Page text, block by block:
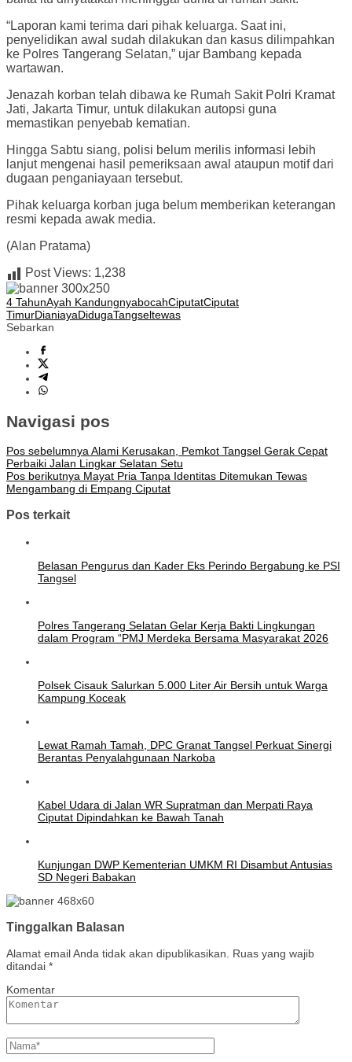
“Laporan kami terima dari pihak keluarga. Saat ini,
penyelidikan awal sudah dilakukan dan kasus dilimpahkan
ke Polres Tangerang Selatan,” ujar Bambang kepada
wartawan.
Jenazah korban telah dibawa ke Rumah Sakit Polri Kramat
Jati, Jakarta Timur, untuk dilakukan autopsi guna
memastikan penyebab kematian.
Hingga Sabtu siang, polisi belum merilis informasi lebih
lanjut mengenai hasil pemeriksaan awal ataupun motif dari
dugaan penganiayaan tersebut.
Pihak keluarga korban juga belum memberikan keterangan
resmi kepada awak media.
(Alan Pratama)
Post Views: 1,238
4 TahunAyah KandungnyabocahCiputatCiputat
TimurDianiayaDidugaTangseltewas
Sebarkan
Navigasi pos
Pos sebelumnya Alami Kerusakan, Pemkot Tangsel Gerak Cepat
Perbaiki Jalan Lingkar Selatan Setu
Pos berikutnya Mayat Pria Tanpa Identitas Ditemukan Tewas
Mengambang di Empang Ciputat
Pos terkait
Belasan Pengurus dan Kader Eks Perindo Bergabung ke PSI
Tangsel
Polres Tangerang Selatan Gelar Kerja Bakti Lingkungan
dalam Program “PMJ Merdeka Bersama Masyarakat 2026
Polsek Cisauk Salurkan 5.000 Liter Air Bersih untuk Warga
Kampung Koceak
Lewat Ramah Tamah, DPC Granat Tangsel Perkuat Sinergi
Berantas Penyalahgunaan Narkoba
Kabel Udara di Jalan WR Supratman dan Merpati Raya
Ciputat Dipindahkan ke Bawah Tanah
Kunjungan DWP Kementerian UMKM RI Disambut Antusias
SD Negeri Babakan
Tinggalkan Balasan
Alamat email Anda tidak akan dipublikasikan. Ruas yang wajib
ditandai *
Komentar